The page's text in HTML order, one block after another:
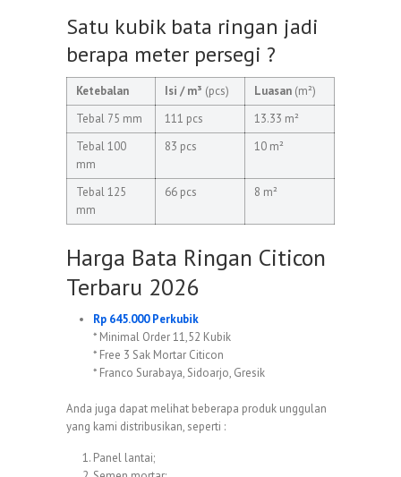
Satu kubik bata ringan jadi
berapa meter persegi ?
Ketebalan Isi / m³ (pcs) Luasan (m²)
Tebal 75 mm
111 pcs
13.33 m²
Tebal 100
mm
83 pcs 10 m²
Tebal 125
mm
66 pcs 8 m²
Harga Bata Ringan Citicon
Terbaru 2026
Rp 645.000 Perkubik
* Minimal Order 11,52 Kubik
* Free 3 Sak Mortar Citicon
* Franco Surabaya, Sidoarjo, Gresik
Anda juga dapat melihat beberapa produk unggulan
yang kami distribusikan, seperti :
Panel lantai;